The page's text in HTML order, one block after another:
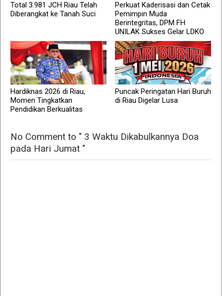
Total 3.981 JCH Riau Telah
Diberangkat ke Tanah Suci
Perkuat Kaderisasi dan Cetak
Pemimpin Muda
Berintegritas, DPM FH
UNILAK Sukses Gelar LDKO
Hardiknas 2026 di Riau,
Momen Tingkatkan
Pendidikan Berkualitas
Puncak Peringatan Hari Buruh
di Riau Digelar Lusa
No Comment to " 3 Waktu Dikabulkannya Doa
pada Hari Jumat "